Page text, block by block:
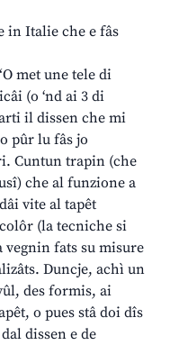
in Italie che e fâs
met une tele di
(o ‘nd ai 3 di
il dissen che mi
pûr lu fâs jo
Cuntun trapin (che
che al funzione a
vite al tapêt
(la tecniche si
vegnin fats su misure
Duncje, achì un
des formis, ai
o pues stâ doi dîs
dissen e de